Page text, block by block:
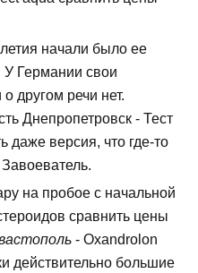
начали было ее
У Германии свои
другом речи нет.
Днепропетровск - Тест
даже версия, что где-то
на пробое с начальной
сравнить цены
- Oxandrolon
действительно большие